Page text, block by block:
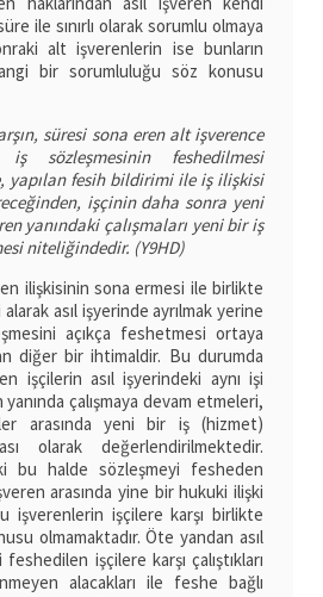
ile sınırlı olarak sorumlu olmaya
alt işverenlerin ise bunların
bir sorumluluğu söz konusu
süresi sona eren alt işverence
iş sözleşmesinin feshedilmesi
yapılan fesih bildirimi ile iş ilişkisi
işçinin daha sonra yeni
yanındaki çalışmaları yeni bir iş
niteliğindedir. (Y9HD)
ilişkisinin sona ermesi ile birlikte
asıl işyerinde ayrılmak yerine
açıkça feshetmesi ortaya
diğer bir ihtimaldir. Bu durumda
işçilerin asıl işyerindeki aynı işi
çalışmaya devam etmeleri,
arasında yeni bir iş (hizmet)
olarak değerlendirilmektedir.
bu halde sözleşmeyi fesheden
arasında yine bir hukuki ilişki
işverenlerin işçilere karşı birlikte
olmamaktadır. Öte yandan asıl
işçilere karşı çalıştıkları
alacakları ile feshe bağlı